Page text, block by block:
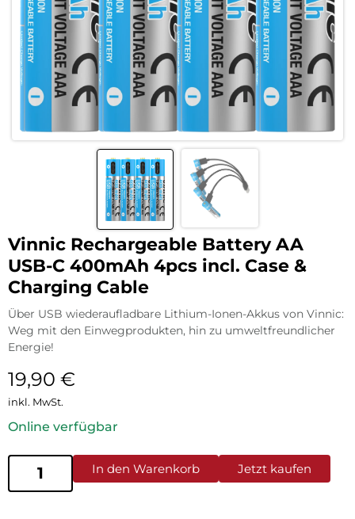
Vinnic Rechargeable Battery AA
USB-C 400mAh 4pcs incl. Case &
Charging Cable
Über USB wiederaufladbare Lithium-Ionen-Akkus von Vinnic:
Weg mit den Einwegprodukten, hin zu umweltfreundlicher
Energie!
19,90 €
inkl. MwSt.
Online verfügbar
In den Warenkorb Jetzt kaufen